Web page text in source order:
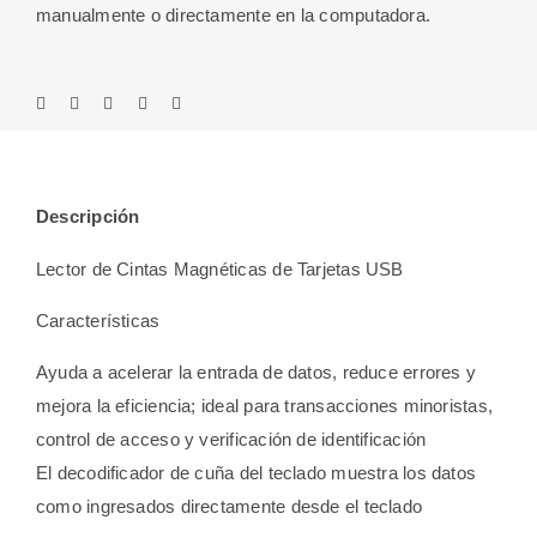
manualmente o directamente en la computadora.
Descripción
Lector de Cintas Magnéticas de Tarjetas USB
Características
Ayuda a acelerar la entrada de datos, reduce errores y
mejora la eficiencia; ideal para transacciones minoristas,
control de acceso y verificación de identificación
El decodificador de cuña del teclado muestra los datos
como ingresados ​​directamente desde el teclado